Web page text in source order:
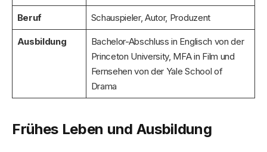
Beruf Schauspieler, Autor, Produzent
Ausbildung
Bachelor-Abschluss in Englisch von der
Princeton University, MFA in Film und
Fernsehen von der Yale School of
Drama
Frühes Leben und Ausbildung